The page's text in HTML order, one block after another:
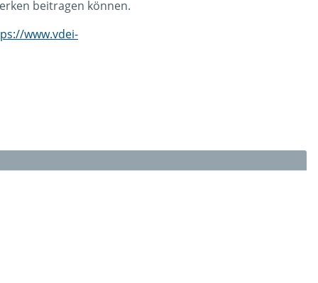
beitragen können.
www.vdei-